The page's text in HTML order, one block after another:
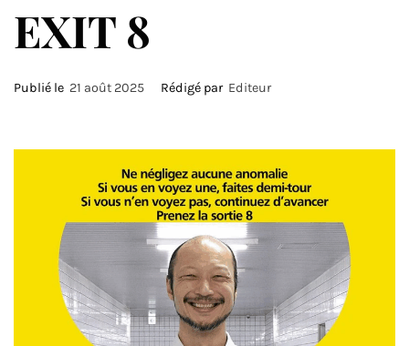
EXIT 8
Publié le 21 août 2025 Rédigé par Editeur